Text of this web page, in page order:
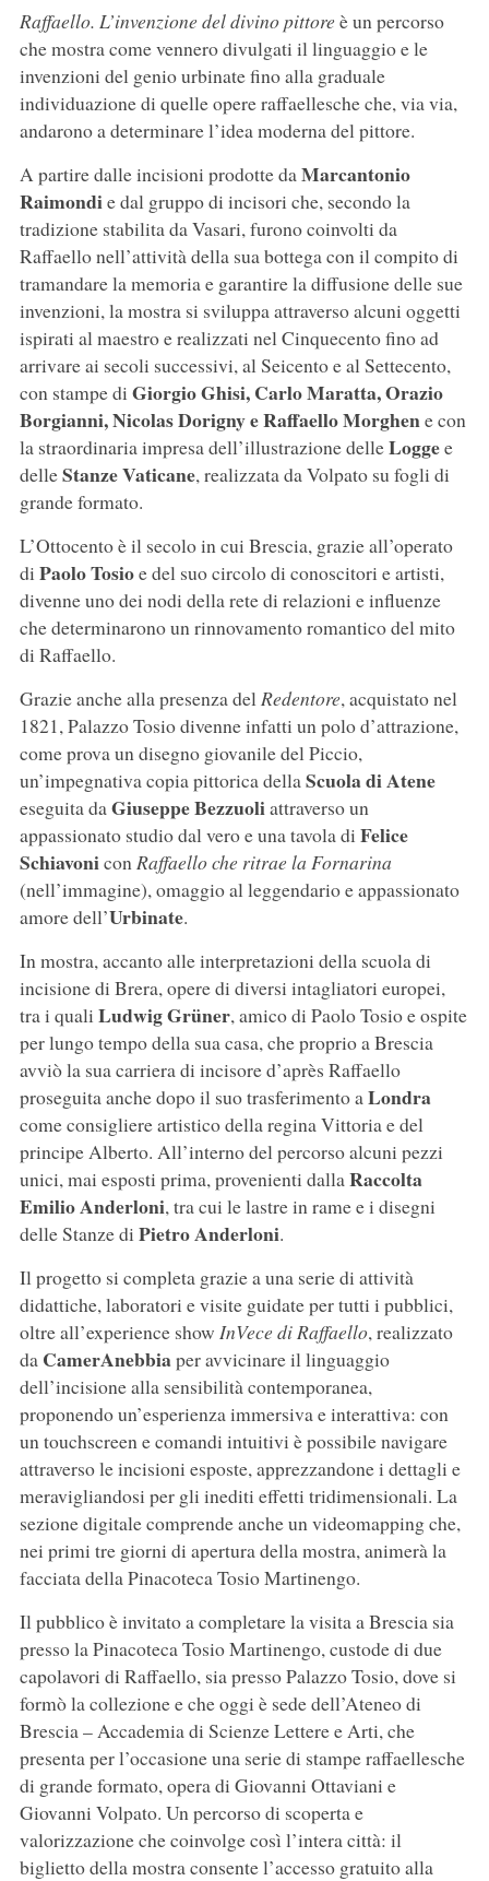
Raffaello. L’invenzione del divino pittoreè un percorso
che mostra come vennero divulgati il linguaggio e le
invenzioni del genio urbinate fino alla graduale
individuazione di quelle opere raffaellesche che, via via,
andarono a determinare l’idea moderna del pittore.
A partire dalle incisioni prodotte daMarcantonio
Raimondie dal gruppo di incisori che, secondo la
tradizione stabilita da Vasari, furono coinvolti da
Raffaello nell’attività della sua bottega con il compito di
tramandare la memoria e garantire la diffusione delle sue
invenzioni, la mostra si sviluppa attraverso alcuni oggetti
ispirati al maestro e realizzati nel Cinquecento fino ad
arrivare ai secoli successivi, al Seicento e al Settecento,
con stampe di Giorgio Ghisi, Carlo Maratta, Orazio
Borgianni, Nicolas Dorigny e Raffaello Morghene con
la straordinaria impresa dell’illustrazione delleLoggee
delleStanze Vaticane, realizzata da Volpato su fogli di
grande formato.
L’Ottocento è il secolo in cui Brescia, grazie all’operato
di Paolo Tosioe del suo circolo di conoscitori e artisti,
divenne uno dei nodi della rete di relazioni e influenze
che determinarono un rinnovamento romantico del mito
di Raffaello.
Grazie anche alla presenza delRedentore, acquistato nel
1821, Palazzo Tosio divenne infatti un polo d’attrazione,
come prova un disegno giovanile del Piccio,
un’impegnativa copia pittorica dellaScuola di Atene
eseguita daGiuseppe Bezzuoliattraverso un
appassionato studio dal vero e una tavola di Felice
SchiavoniconRaffaello che ritrae la Fornarina
(nell’immagine), omaggio al leggendario e appassionato
amore dell’Urbinate.
In mostra, accanto alle interpretazioni della scuola di
incisione di Brera, opere di diversi intagliatori europei,
tra i quali Ludwig Grüner, amico di Paolo Tosio e ospite
per lungo tempo della sua casa, che proprio a Brescia
avviò la sua carriera di incisore d’après Raffaello
proseguita anche dopo il suo trasferimento aLondra
come consigliere artistico della regina Vittoria e del
principe Alberto. All’interno del percorso alcuni pezzi
unici, mai esposti prima, provenienti dallaRaccolta
Emilio Anderloni, tra cui le lastre in rame e i disegni
delle Stanze di Pietro Anderloni.
Il progetto si completa grazie a una serie di attività
didattiche, laboratori e visite guidate per tutti i pubblici,
oltre all’experience show InVece di Raffaello, realizzato
da CamerAnebbiaper avvicinare il linguaggio
dell’incisione alla sensibilità contemporanea,
proponendo un’esperienza immersiva e interattiva: con
un touchscreen e comandi intuitivi è possibile navigare
attraverso le incisioni esposte, apprezzandone i dettagli e
meravigliandosi per gli inediti effetti tridimensionali. La
sezione digitale comprende anche un videomapping che,
nei primi tre giorni di apertura della mostra, animerà la
facciata della Pinacoteca Tosio Martinengo.
Il pubblico è invitato a completare la visita a Brescia sia
presso la Pinacoteca Tosio Martinengo, custode di due
capolavori di Raffaello, sia presso Palazzo Tosio, dove si
formò la collezione e che oggi è sede dell’Ateneo di
Brescia – Accademia di Scienze Lettere e Arti, che
presenta per l’occasione una serie di stampe raffaellesche
di grande formato, opera di Giovanni Ottaviani e
Giovanni Volpato. Un percorso di scoperta e
valorizzazione che coinvolge così l’intera città: il
biglietto della mostra consente l’accesso gratuito alla